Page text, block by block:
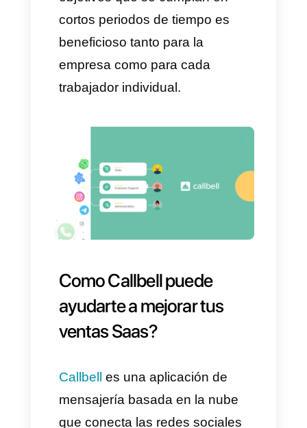
valor que representa tu solución
frente a su dolor.
Una demostración adecuada
asegurará evitar los
aburrimientos. Por lo tanto,
debe ser una demostración
resumida para que sea fácil de
digerir para el cliente potencial.
realmente funcionen
Los seguimientos son una parte